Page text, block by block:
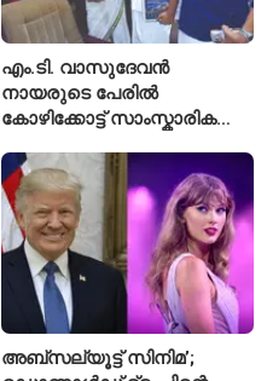
എം.ടി. വാസുദേവൻ
നായരുടെ പേരിൽ
കോഴിക്കോട്ട് സാംസ്കാരിക
പ്രവർത്തനങ്ങൾക്ക് ₹50
കോടി
അബ്സല്യൂട്ട് സിനിമ’;